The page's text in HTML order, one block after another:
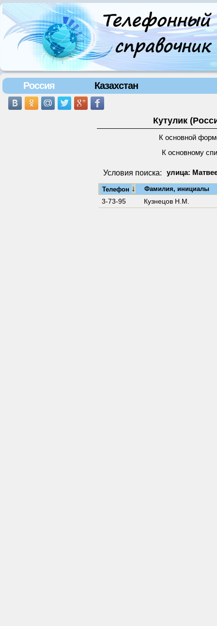
Россия Казахстан
Кутулик
К основной
К основному
Условия поиска: улица:
Телефон ↓ Фамилия, инициалы
3-73-95 Кузнецов Н.М.